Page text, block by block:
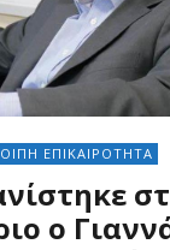
ΕΠΙΚΑΙΡΟΤΗΤΑ
ο